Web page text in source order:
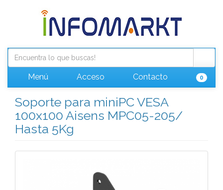
Menú Acceso Contacto 0
Soporte para miniPC VESA
100x100 Aisens MPC05-205/
Hasta 5Kg